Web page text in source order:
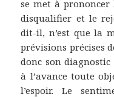
se met à prononcer
disqualifier et le
dit-il, n’est que la
prévisions précises
donc son diagnostic
à l’avance toute
l’espoir. Le